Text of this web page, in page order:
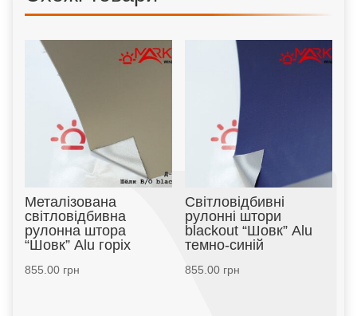
Металізована
світловідбивна
рулонна штора
“Шовк” Alu горіх
855.00грн
Світловідбивні
рулонні штори
blackout “Шовк” Alu
темно-синій
855.00грн